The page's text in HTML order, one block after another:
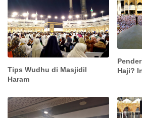
Tips Wudhu di Masjidil
Haram
Haji?